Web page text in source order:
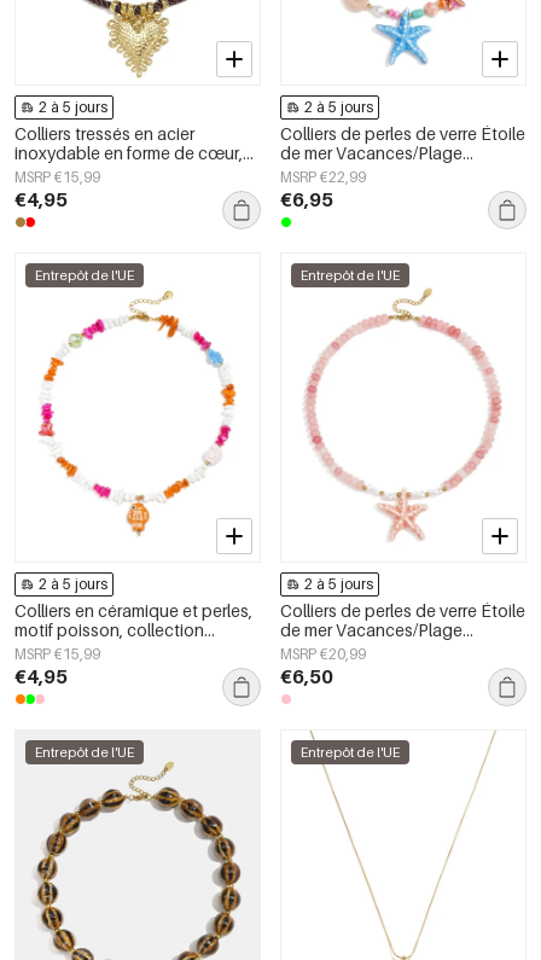
2 à 5 jours
Colliers tressés en acier
inoxydable en forme de cœur,
collection Daily Simple, bijoux
pour femmes
MSRP €15,99
€4,95
2 à 5 jours
Colliers de perles de verre Étoile
de mer Vacances/Plage
Collection romantique Bijoux
pour femmes
MSRP €22,99
€6,95
Entrepôt de l'UE
2 à 5 jours
Colliers en céramique et perles,
motif poisson, collection
romantique décontractée pour
le quotidien, bijoux pour
femmes
MSRP €15,99
€4,95
Entrepôt de l'UE
2 à 5 jours
Colliers de perles de verre Étoile
de mer Vacances/Plage
Collection romantique Bijoux
pour femmes
MSRP €20,99
€6,50
Entrepôt de l'UE Entrepôt de l'UE